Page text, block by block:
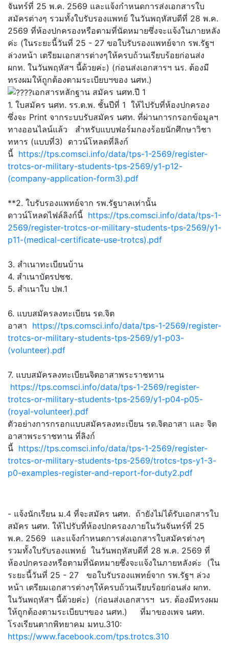
จันทร์ที่ 25 พ.ค. 2569 และแจ้งกำหนดการส่งเอกสารใบ
สมัครต่างๆ รวมทั้งใบรับรองแพทย์ ในวันพฤหัสบดีที่ 28 พ.ค.
2569 ที่ห้องปกครองหรือตามที่นัดหมายซึ่งจะแจ้งในภายหลัง
ค่ะ (ในระยะนี้วันที่ 25 - 27 ขอใบรับรองแพทย์จาก รพ.รัฐฯ
ล่วงหน้า เตรียมเอกสารต่างๆให้ครบถ้วนเรียบร้อยก่อนส่ง
ผกท. ในวันพฤหัสฯ นี้ด้วยค่ะ) (ก่อนส่งเอกสารฯ นร. ต้องมี
ทรงผมให้ถูกต้องตามระเบียบฯของ นศท.)
เอกสารหลักฐาน สมัคร นศท.ปี 1
1. ใบสมัคร นศท. รร.ต.พ. ชั้นปีที่ 1 ให้ไปรับที่ห้องปกครอง
ซึ่งจะ Print จากระบบรับสมัคร นศท. ที่ผ่านการกรอกข้อมูลฯ
ทางออนไลน์แล้ว สำหรับแบบฟอร์มกองร้อยนักศึกษาวิชา
ทหาร (แบบที่3) ดาวน์โหลดที่ลิงก์
นี้ https://tps.comsci.info/data/tps-1-2569/register-
trotcs-or-military-students-tps-2569/y1-p12-
(company-application-form3).pdf
**2. ใบรับรองแพทย์จาก รพ.รัฐบาลเท่านั้น
ดาวน์โหลดไฟล์ลิงก์นี้ https://tps.comsci.info/data/tps-1-
2569/register-trotcs-or-military-students-tps-2569/y1-
p11-(medical-certificate-use-trotcs).pdf
3. สำเนาทะเบียนบ้าน
4. สำเนาบัตรปชช.
5. สำเนาใบ​ ปพ.1
6. แบบสมัครลงทะเบียน รด.จิต
อาสา https://tps.comsci.info/data/tps-1-2569/register-
trotcs-or-military-students-tps-2569/y1-p03-
(volunteer).pdf
7. แบบสมัครลงทะเบียนจิตอาสาพระราชทาน
https://tps.comsci.info/data/tps-1-2569/register-
trotcs-or-military-students-tps-2569/y1-p04-p05-
(royal-volunteer).pdf
ตัวอย่างการกรอกแบบสมัครลงทะเบียน รด.จิตอาสา และ จิต
อาสาพระราชทาน ที่ลิงก์
นี้ https://tps.comsci.info/data/tps-1-2569/register-
trotcs-or-military-students-tps-2569/trotcs-tps-y1-3-
p0-examples-register-and-report-for-duty2.pdf
- แจ้งนักเรียน ม.4 ที่จะสมัคร นศท. ถ้ายังไม่ได้รับเอกสารใบ
สมัคร นศท. ให้ไปรับที่ห้องปกครองภายในวันจันทร์ที่ 25
พ.ค. 2569 และแจ้งกำหนดการส่งเอกสารใบสมัครต่างๆ
รวมทั้งใบรับรองแพทย์ ในวันพฤหัสบดีที่ 28 พ.ค. 2569 ที่
ห้องปกครองหรือตามที่นัดหมายซึ่งจะแจ้งในภายหลังค่ะ (ใน
ระยะนี้วันที่ 25 - 27 ขอใบรับรองแพทย์จาก รพ.รัฐฯ ล่วง
หน้า เตรียมเอกสารต่างๆให้ครบถ้วนเรียบร้อยก่อนส่ง ผกท.
ในวันพฤหัสฯ นี้ด้วยค่ะ) (ก่อนส่งเอกสารฯ นร. ต้องมีทรงผม
ให้ถูกต้องตามระเบียบฯของ นศท.) ที่มาของเพจ นศท.
โรงเรียนตากพิทยาคม มทบ.310:
https://www.facebook.com/tps.trotcs.310